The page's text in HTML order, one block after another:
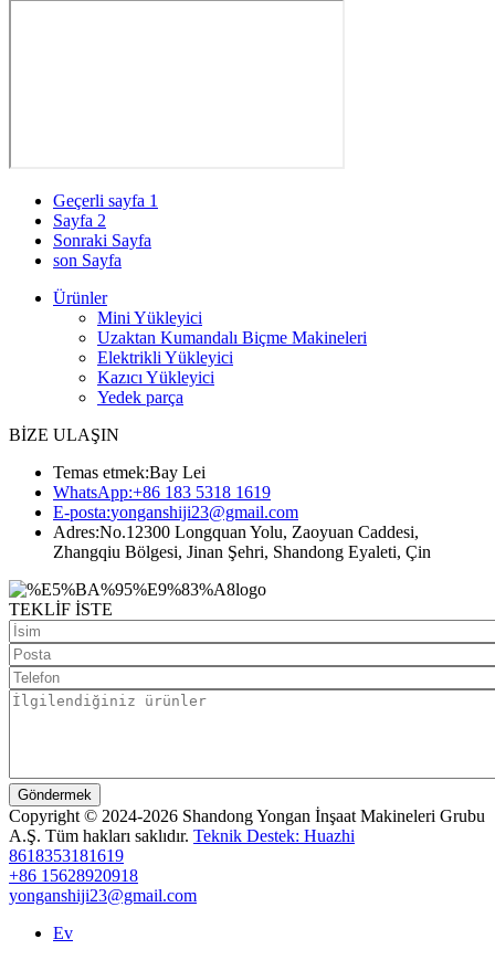
Geçerli sayfa 1
Sayfa 2
Sonraki Sayfa
son Sayfa
Ürünler
Mini Yükleyici
Uzaktan Kumandalı Biçme Makineleri
Elektrikli Yükleyici
Kazıcı Yükleyici
Yedek parça
BİZE ULAŞIN
Temas etmek:Bay Lei
WhatsApp:+86 183 5318 1619
E-posta:yonganshiji23@gmail.com
Adres:No.12300 Longquan Yolu, Zaoyuan Caddesi,
Zhangqiu Bölgesi, Jinan Şehri, Shandong Eyaleti, Çin
TEKLİF İSTE
Göndermek
Copyright © 2024-2026 Shandong Yongan İnşaat Makineleri Grubu
A.Ş. Tüm hakları saklıdır. Teknik Destek: Huazhi
8618353181619
+86 15628920918
yonganshiji23@gmail.com
Ev